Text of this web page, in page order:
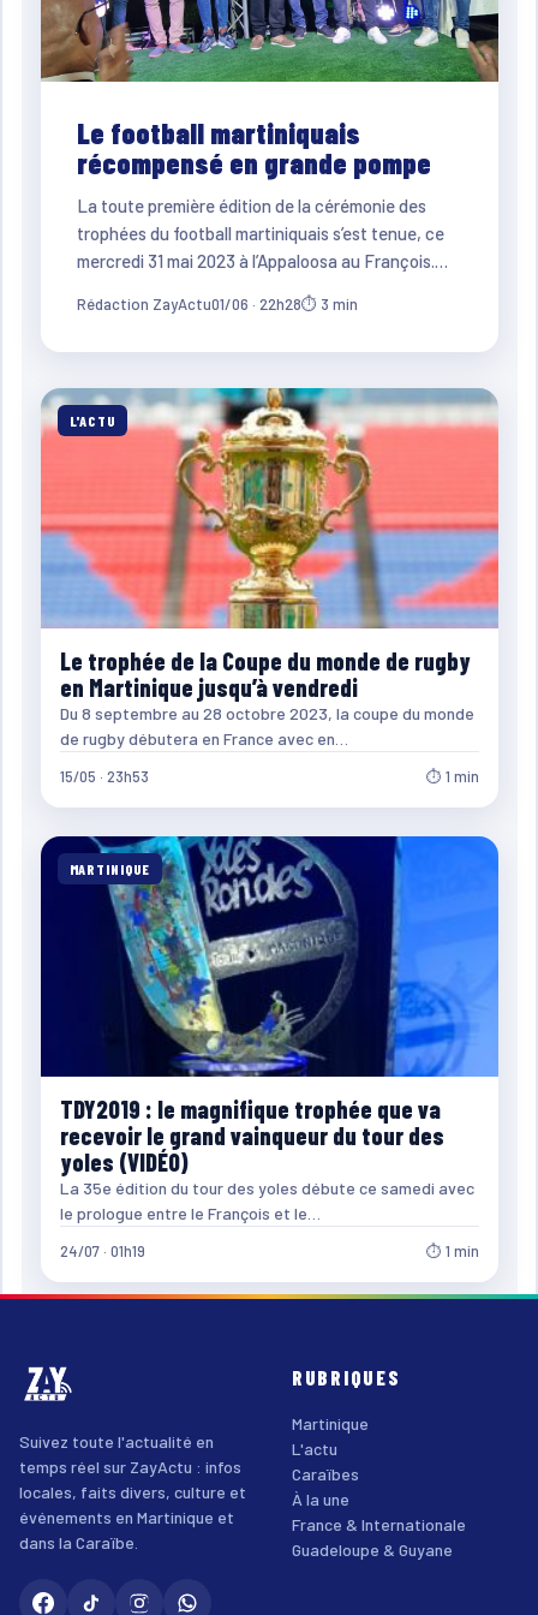
Le football martiniquais
récompensé en grande pompe
La toute première édition de la cérémonie des
trophées du football martiniquais s’est tenue, ce
mercredi 31 mai 2023 à l’Appaloosa au François.…
Rédaction ZayActu01/06 · 22h28⏱ 3 min
L'ACTU
Le trophée de la Coupe du monde de rugby
en Martinique jusqu’à vendredi
Du 8 septembre au 28 octobre 2023, la coupe du monde
de rugby débutera en France avec en…
15/05 · 23h53 ⏱ 1 min
MARTINIQUE
TDY2019 : le magnifique trophée que va
recevoir le grand vainqueur du tour des
yoles (VIDÉO)
La 35e édition du tour des yoles débute ce samedi avec
le prologue entre le François et le…
24/07 · 01h19 ⏱ 1 min
Suivez toute l'actualité en
temps réel sur ZayActu : infos
locales, faits divers, culture et
événements en Martinique et
dans la Caraïbe.
RUBRIQUES
Martinique
L'actu
Caraïbes
À la une
France & Internationale
Guadeloupe & Guyane